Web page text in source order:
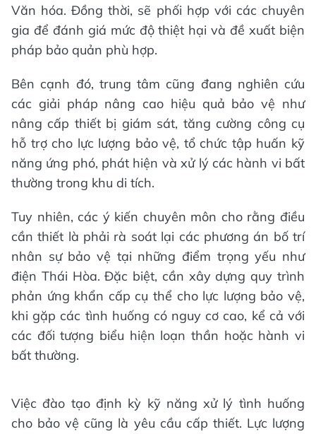
Văn hóa. Đồng thời, sẽ phối hợp với các chuyên
gia để đánh giá mức độ thiệt hại và đề xuất biện
pháp bảo quản phù hợp.
Bên cạnh đó, trung tâm cũng đang nghiên cứu
các giải pháp nâng cao hiệu quả bảo vệ như
nâng cấp thiết bị giám sát, tăng cường công cụ
hỗ trợ cho lực lượng bảo vệ, tổ chức tập huấn kỹ
năng ứng phó, phát hiện và xử lý các hành vi bất
thường trong khu di tích.
Tuy nhiên, các ý kiến chuyên môn cho rằng điều
cần thiết là phải rà soát lại các phương án bố trí
nhân sự bảo vệ tại những điểm trọng yếu như
điện Thái Hòa. Đặc biệt, cần xây dựng quy trình
phản ứng khẩn cấp cụ thể cho lực lượng bảo vệ,
khi gặp các tình huống có nguy cơ cao, kể cả với
các đối tượng biểu hiện loạn thần hoặc hành vi
bất thường.
Việc đào tạo định kỳ kỹ năng xử lý tình huống
cho bảo vệ cũng là yêu cầu cấp thiết. Lực lượng